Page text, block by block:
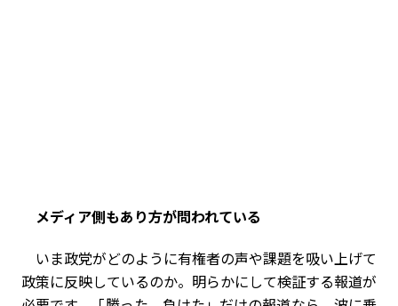
――メディア側もあり方が問われている
いま政党がどのように有権者の声や課題を吸い上げて
政策に反映しているのか。明らかにして検証する報道が